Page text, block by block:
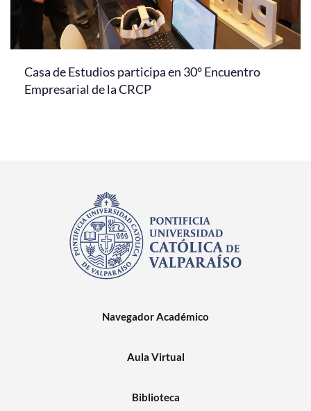
Casa de Estudios participa en 30° Encuentro
Empresarial de la CRCP
Navegador Académico
Aula Virtual
Biblioteca